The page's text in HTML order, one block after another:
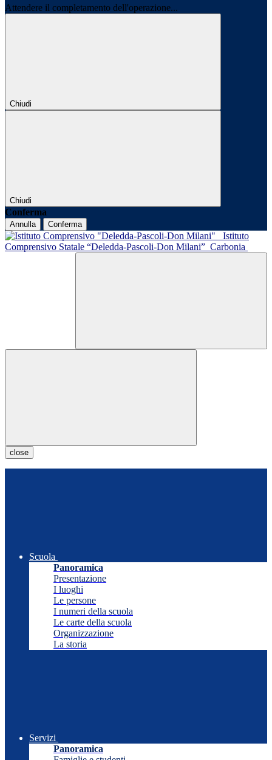
Attendere il completamento dell'operazione...
Chiudi
Chiudi
Conferma
Annulla Conferma
Istituto
Comprensivo Statale “Deledda-Pascoli-Don Milani” Carbonia
close
Scuola
Panoramica
Presentazione
I luoghi
Le persone
I numeri della scuola
Le carte della scuola
Organizzazione
La storia
Servizi
Panoramica